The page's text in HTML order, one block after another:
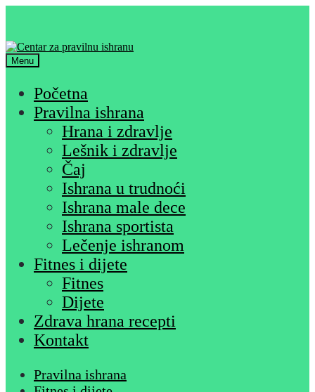
Menu
Početna
Pravilna ishrana
Hrana i zdravlje
Lešnik i zdravlje
Čaj
Ishrana u trudnoći
Ishrana male dece
Ishrana sportista
Lečenje ishranom
Fitnes i dijete
Fitnes
Dijete
Zdrava hrana recepti
Kontakt
Pravilna ishrana